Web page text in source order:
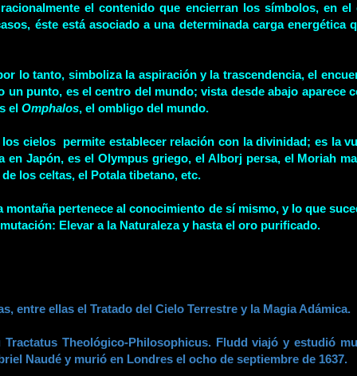
el contenido que encierran los símbolos, en el
éste está asociado a una determinada carga energética
lo tanto, simboliza la aspiración y la trascendencia, el
punto, es el centro del mundo; vista desde abajo aparece
el Omphalos, el ombligo del mundo.
cielos permite establecer relación con la divinidad; es la
Japón, es el Olympus griego, el Alborj persa, el Moriah
los celtas, el Potala tibetano, etc.
pertenece al conocimiento de sí mismo, y lo que
Elevar a la Naturaleza y hasta el oro purificado.
entre ellas el Tratado del Cielo Terrestre y la Magia Adámica.
Theológico-Philosophicus. Fludd viajó y estudió
Naudé y murió en Londres el ocho de septiembre de 1637.